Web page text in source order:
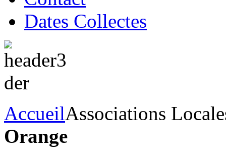
Dates Collectes
AccueilAssociations
Orange